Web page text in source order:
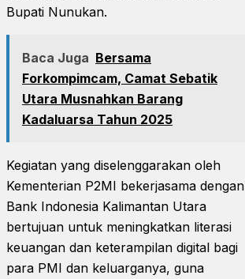
Bupati Nunukan.
Baca Juga Bersama
Forkompimcam, Camat Sebatik
Utara Musnahkan Barang
Kadaluarsa Tahun 2025
Kegiatan yang diselenggarakan oleh
Kementerian P2MI bekerjasama dengan
Bank Indonesia Kalimantan Utara
bertujuan untuk meningkatkan literasi
keuangan dan keterampilan digital bagi
para PMI dan keluarganya, guna